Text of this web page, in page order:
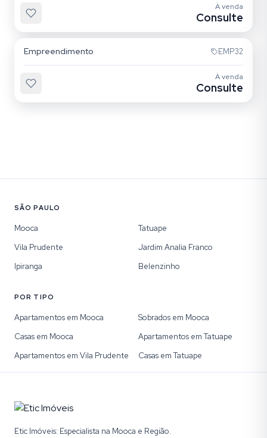
À venda
Consulte
Empreendimento EMP32
À venda
Consulte
SÃO PAULO
Mooca
Tatuape
Vila Prudente
Jardim Analia Franco
Ipiranga
Belenzinho
POR TIPO
Apartamentos em Mooca
Sobrados em Mooca
Casas em Mooca
Apartamentos em Tatuape
Apartamentos em Vila Prudente
Casas em Tatuape
Etic Imóveis: Especialista na Mooca e Região.